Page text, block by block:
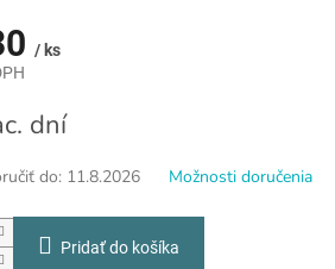
/ ks
dní
do: 11.8.2026 Možnosti doručenia
Pridať do košíka